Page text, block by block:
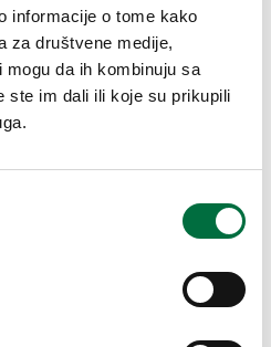
informacije o tome kako
za društvene medije,
da ih kombinuju sa
ste im dali ili koje su prikupili
naših klijenata